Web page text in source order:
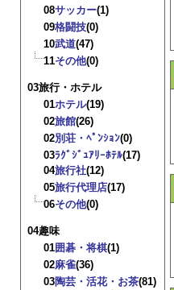
08サッカー(1)
09格闘技(0)
10武道(47)
11その他(0)
03旅行・ホテル
01ホテル(19)
02旅館(26)
02別荘・ﾍﾟﾝｼｮﾝ(0)
03ﾗｸﾞｼﾞｭｱﾘｰﾎﾃﾙ(17)
04旅行社(12)
05旅行代理店(17)
06その他(0)
04趣味
01囲碁・将棋(1)
02麻雀(36)
03陶芸・活花・お茶(81)